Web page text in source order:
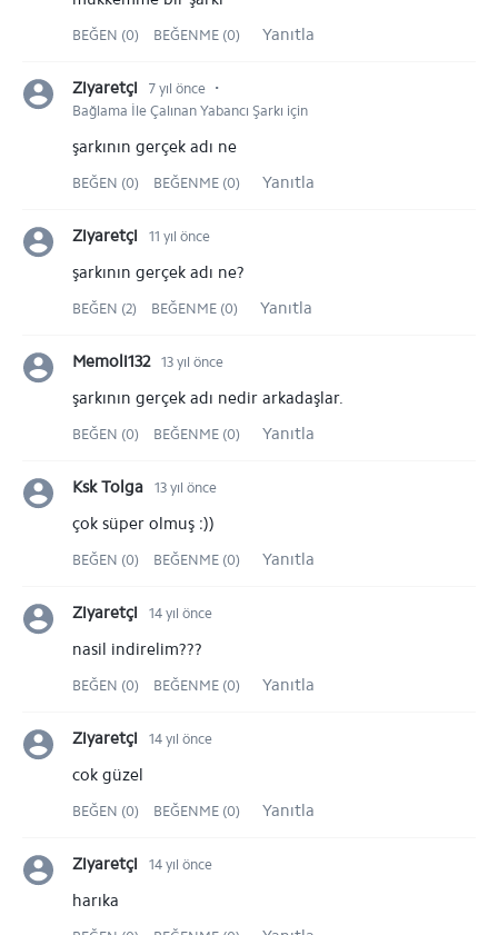
BEĞEN (0) BEĞENME (0) Yanıtla
Ziyaretçi 7 yıl önce ⋅
Bağlama İle Çalınan Yabancı Şarkı için
şarkının gerçek adı ne
BEĞEN (0) BEĞENME (0) Yanıtla
Ziyaretçi 11 yıl önce
şarkının gerçek adı ne?
BEĞEN (2) BEĞENME (0) Yanıtla
Memoli132 13 yıl önce
şarkının gerçek adı nedir arkadaşlar.
BEĞEN (0) BEĞENME (0) Yanıtla
Ksk Tolga 13 yıl önce
çok süper olmuş :))
BEĞEN (0) BEĞENME (0) Yanıtla
Ziyaretçi 14 yıl önce
nasil indirelim???
BEĞEN (0) BEĞENME (0) Yanıtla
Ziyaretçi 14 yıl önce
cok güzel
BEĞEN (0) BEĞENME (0) Yanıtla
Ziyaretçi 14 yıl önce
harıka